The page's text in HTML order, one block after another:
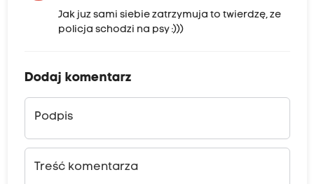
Jak juz sami siebie zatrzymuja to twierdzę, ze
policja schodzi na psy :)))
Dodaj komentarz
Podpis
Treść komentarza